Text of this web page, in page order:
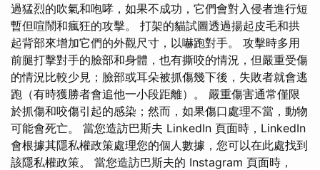
過猛烈的吹氣和咆哮，如果不成功，它們會對入侵者進行短
暫但喧鬧和瘋狂的攻擊。 打架的貓試圖透過揚起皮毛和拱
起背部來增加它們的外觀尺寸，以嚇跑對手。 攻擊時多用
前腿打擊對手的臉部和身體，也有撕咬的情況，但嚴重受傷
的情況比較少見；臉部或耳朵被抓傷幾下後，失敗者就會逃
跑（有時獲勝者會追他一小段距離）。 嚴重傷害通常僅限
於抓傷和咬傷引起的感染；然而，如果傷口處理不當，動物
可能會死亡。 當您造訪巴斯夫 LinkedIn 頁面時，LinkedIn
會根據其隱私權政策處理您的個人數據，您可以在此處找到
該隱私權政策。 當您造訪巴斯夫的 Instagram 頁面時，